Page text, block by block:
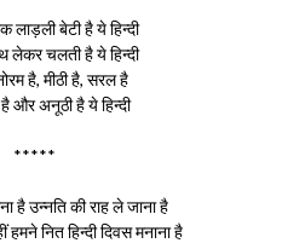
बेटी है ये हिन्दी
लेकर चलती है ये हिन्दी
है, मीठी है, सरल है
और अनूठी है ये हिन्दी
*****
है उन्नति की राह ले जाना है
नित हिन्दी दिवस मनाना है